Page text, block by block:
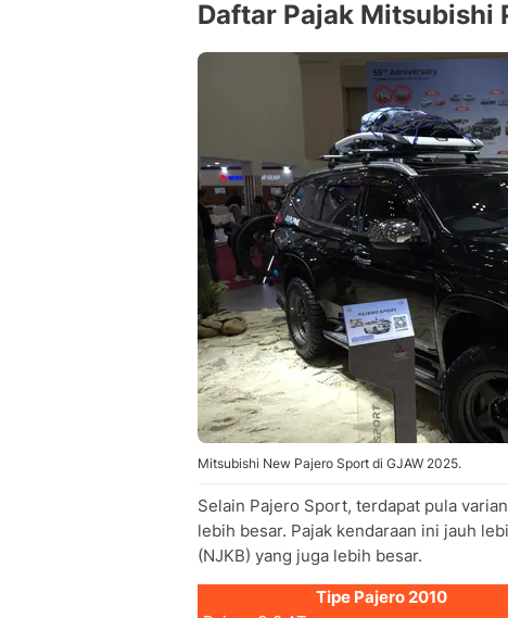
Daftar Pajak Mitsubishi
Mitsubishi New Pajero Sport di GJAW 2025.
Selain Pajero Sport, terdapat pula
lebih besar. Pajak kendaraan ini jauh
(NJKB) yang juga lebih besar.
Tipe Pajero 2010